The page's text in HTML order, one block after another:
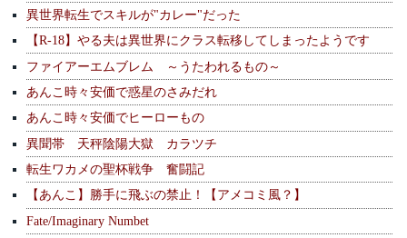
異世界転生でスキルが"カレー"だった
【R-18】やる夫は異世界にクラス転移してしまったようです
ファイアーエムブレム ～うたわれるもの～
あんこ時々安価で惑星のさみだれ
あんこ時々安価でヒーローもの
異聞帯 天秤陰陽大獄 カラツチ
転生ワカメの聖杯戦争 奮闘記
【あんこ】勝手に飛ぶの禁止！【アメコミ風？】
Fate/Imaginary Numbet